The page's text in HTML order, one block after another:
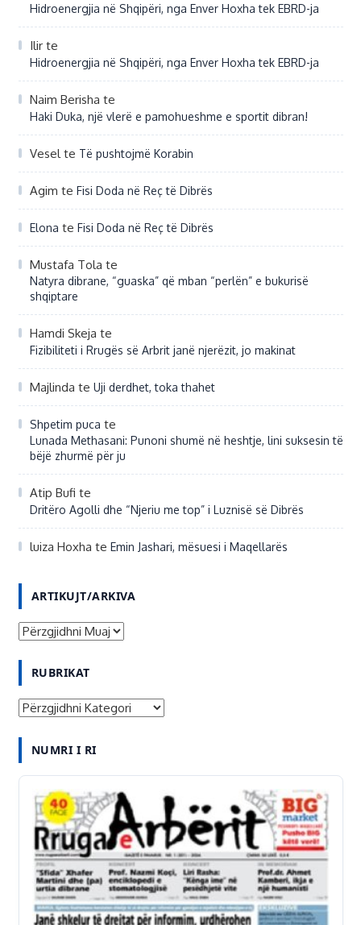
Hidroenergjia në Shqipëri, nga Enver Hoxha tek EBRD-ja
Ilirte
Hidroenergjia në Shqipëri, nga Enver Hoxha tek EBRD-ja
Naim Berisha te
Haki Duka, një vlerë e pamohueshme e sportit dibran!
Veselte Të pushtojmë Korabin
Agim te Fisi Doda në Reç të Dibrës
Elona te Fisi Doda në Reç të Dibrës
Mustafa Tola te
Natyra dibrane, “guaska” që mban “perlën” e bukurisë
shqiptare
Hamdi Skeja te
Fizibiliteti i Rrugës së Arbrit janë njerëzit, jo makinat
Majlinda te Uji derdhet, toka thahet
Shpetim puca te
Lunada Methasani: Punoni shumë në heshtje, lini suksesin të
bëjë zhurmë për ju
Atip Bufi te
Dritëro Agolli dhe “Njeriu me top” i Luznisë së Dibrës
luiza Hoxha te Emin Jashari, mësuesi i Maqellarës
ARTIKUJT/ARKIVA
A
K
U
T
RUBRIKAT
R
NUMRI I RI